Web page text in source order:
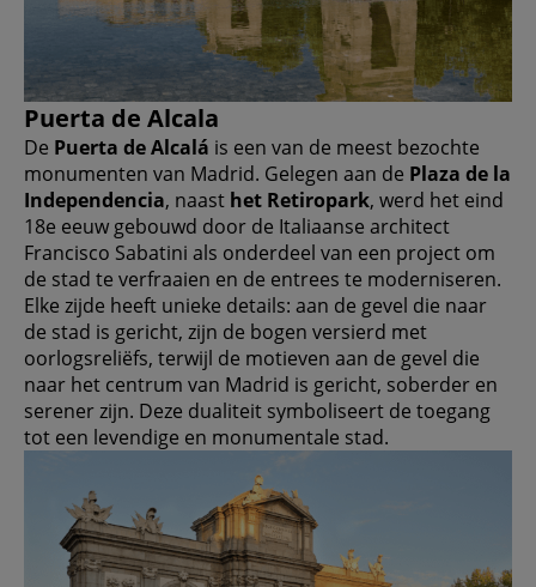
Puerta de Alcala
De Puerta de Alcalá is een van de meest bezochte
monumenten van Madrid. Gelegen aan de Plaza de la
Independencia, naast het Retiropark, werd het eind
18e eeuw gebouwd door de Italiaanse architect
Francisco Sabatini als onderdeel van een project om
de stad te verfraaien en de entrees te moderniseren.
Elke zijde heeft unieke details: aan de gevel die naar
de stad is gericht, zijn de bogen versierd met
oorlogsreliëfs, terwijl de motieven aan de gevel die
naar het centrum van Madrid is gericht, soberder en
serener zijn. Deze dualiteit symboliseert de toegang
tot een levendige en monumentale stad.